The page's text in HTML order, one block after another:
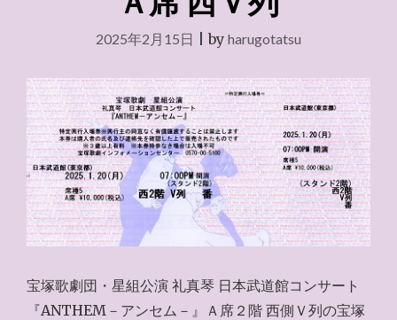
2025年2月15日 |by harugotatsu
宝塚歌劇団・星組公演 礼真琴 日本武道館コンサート
『ANTHEM－アンセム－』Ａ席２階 西側Ｖ列の宝塚